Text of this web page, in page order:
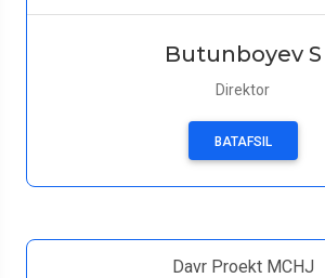
Butunboyev S
Direktor
BATAFSIL
Davr Proekt MCHJ